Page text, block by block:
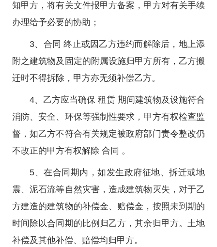
知甲方，将有关文件报甲方备案，甲方对有关手续
办理给予必要的协助；
3、合同 终止或因乙方违约而解除后，地上添
附之建筑物及固定的附属设施归甲方所有，乙方搬
迁时不得拆除，甲方亦无须补偿乙方。
4、乙方应当确保 租赁 期间建筑物及设施符合
消防、安全、环保等强制性要求，甲方有权检查监
督，如乙方不符合有关规定被政府部门责令整改仍
不改正的甲方有权解除 合同 。
5、在合同期内，如发生政府征地、拆迁或地
震、泥石流等自然灾害，造成建筑物灭失，对于乙
方建造的建筑物的补偿金、赔偿金，按照未到期的
时间除以合同期的比例归乙方，其余归甲方。土地
补偿及其他补偿、赔偿均归甲方。